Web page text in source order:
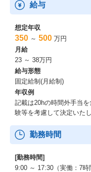
給与
想定年収
350 ～ 500 万円
月給
23 ～ 38万円
給与形態
固定給制(月給制)
年収例
記載は20hの時間外手当
験等を考慮して決定いたし
勤務時間
[勤務時間]
9:00 ～ 17:30（実働：7